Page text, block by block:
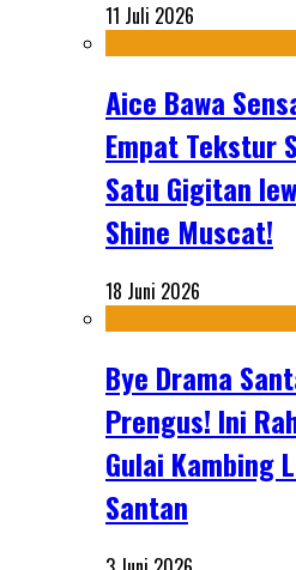
11 Juli 2026
Aice Bawa
Empat Tekstur
Satu Gigitan
Shine Muscat!
18 Juni 2026
Bye Drama
Prengus! Ini
Gulai Kambing
Santan